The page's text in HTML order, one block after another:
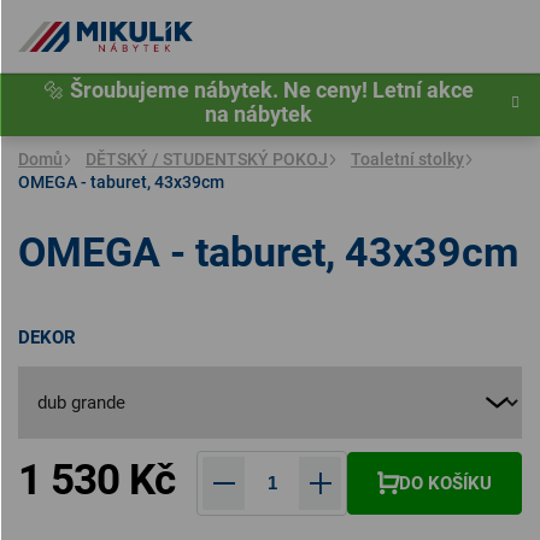
obsah
🔩 Šroubujeme nábytek. Ne ceny! Letní akce
na nábytek
Domů DĚTSKÝ / STUDENTSKÝ POKOJ
Toaletní stolky
OMEGA - taburet, 43x39cm
DEKOR
1 530 Kč DO KOŠÍKU
OMEGA - taburet, 43x39cm